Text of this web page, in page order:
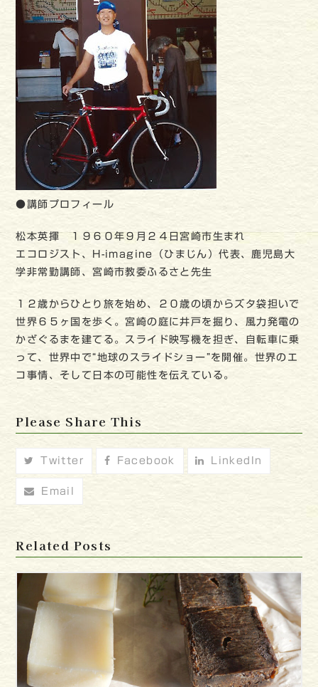
●講師プロフィール
松本英揮 １９６０年９月２４日宮崎市生まれ
エコロジスト、H-imagine（ひまじん）代表、鹿児島大
学非常勤講師、宮崎市教委ふるさと先生
１２歳からひとり旅を始め、２０歳の頃からズタ袋担いで
世界６５ヶ国を歩く。宮崎の庭に井戸を掘り、風力発電の
かざぐるまを建てる。スライド映写機を担ぎ、自転車に乗
って、世界中で“地球のスライドショー”を開催。世界のエ
コ事情、そして日本の可能性を伝えている。
Please Share This
Twitter Facebook LinkedIn
Email
Related Posts